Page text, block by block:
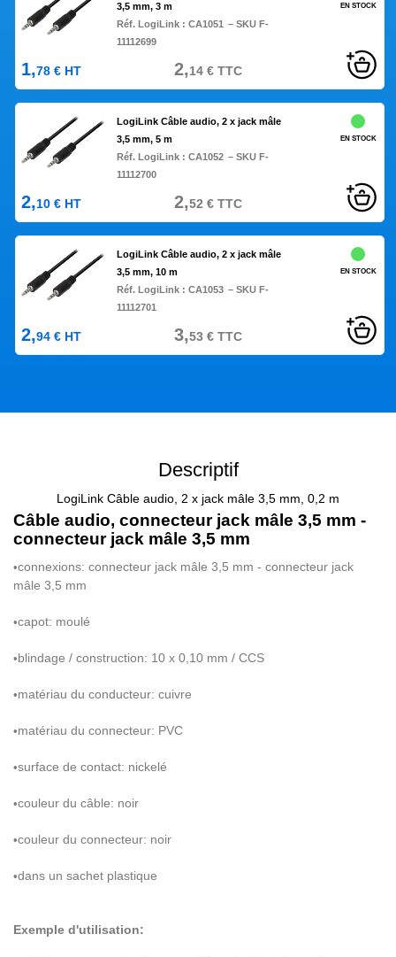
3,5 mm, 3 m
Réf. LogiLink : CA1051 – SKU F-
11112699
EN STOCK
1,78 € HT 2,14€TTC
LogiLink Câble audio, 2 x jack mâle
3,5 mm, 5 m
Réf. LogiLink : CA1052 – SKU F-
11112700
EN STOCK
2,10 € HT 2,52 €TTC
LogiLink Câble audio, 2 x jack mâle
3,5 mm, 10 m
Réf. LogiLink : CA1053 – SKU F-
11112701
EN STOCK
2,94 € HT 3,53€TTC
Descriptif
LogiLink Câble audio, 2 x jack mâle 3,5 mm, 0,2 m
Câble audio, connecteur jack mâle 3,5 mm -
connecteur jack mâle 3,5 mm
•connexions: connecteur jack mâle 3,5 mm - connecteur jack
mâle 3,5 mm
•capot: moulé
•blindage / construction: 10 x 0,10 mm / CCS
•matériau du conducteur: cuivre
•matériau du connecteur: PVC
•surface de contact: nickelé
•couleur du câble: noir
•couleur du connecteur: noir
•dans un sachet plastique
Exemple d'utilisation: